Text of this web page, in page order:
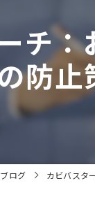
チ
防止
ブログ カビバスタ